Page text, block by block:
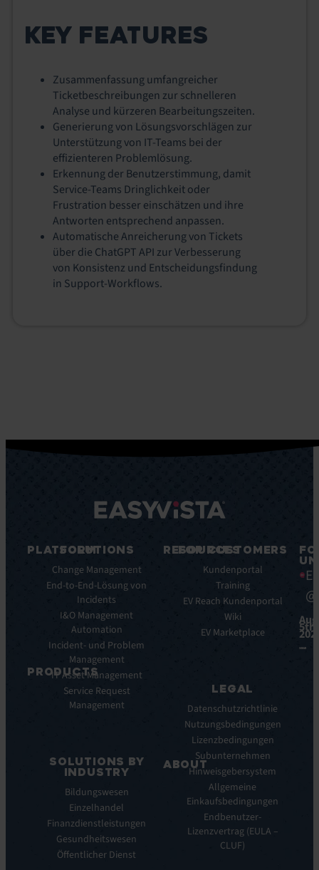
KEY FEATURES
Zusammenfassung umfangreicher
Ticketbeschreibungen zur schnelleren
Analyse und kürzeren Bearbeitungszeiten.
Generierung von Lösungsvorschlägen zur
Unterstützung von IT-Teams bei der
effizienteren Problemlösung.
Erkennung der Benutzerstimmung, damit
Service-Teams Dringlichkeit oder
Frustration besser einschätzen und ihre
Antworten entsprechend anpassen.
Automatische Anreicherung von Tickets
über die ChatGPT API zur Verbesserung
von Konsistenz und Entscheidungsfindung
in Support-Workflows.
PLATFORM
Plattform-
Funktionen
Plattform-
Vorteile
Integrationen
PRODUCTS
Monitoring
Discovery
Inventory
Infrastructure
Monitoring
Observability
SOLUTIONS
Change Management
End-to-End-Lösung von
Incidents
I&O Management
Automation
Incident- und Problem
Management
IT Asset Management
Service Request
Management
SOLUTIONS BY
INDUSTRY
Bildungswesen
Einzelhandel
Finanzdienstleistungen
Gesundheitswesen
Öffentlicher Dienst
RESOURCES
Books
Whitepaper
Webinare
Pressemeldungen
ABOUT
uns
Unsere
Geschichte
FOR CUSTOMERS
Kundenportal
Training
EV Reach Kundenportal
Wiki
EV Marketplace
LEGAL
Datenschutzrichtlinie
Nutzungsbedingungen
Lizenzbedingungen
Subunternehmen
Hinweisgebersystem
Allgemeine
Einkaufsbedingungen
Endbenutzer-
Lizenzvertrag (EULA –
CLUF)
5th,